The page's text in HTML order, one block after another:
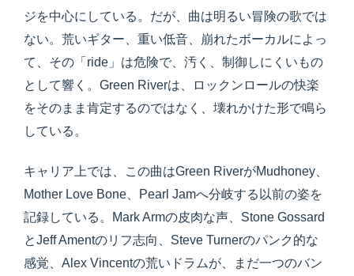
ジを中心にしている。だが、曲は明るい冒険の歌では
ない。荒いギター、重い低音、崩れたボーカルによっ
て、その「ride」は危険で、汚く、制御しにくいもの
として響く。Green Riverは、ロックンロールの快楽
をそのまま肯定するのではなく、壊れかけた形で鳴ら
している。
キャリア上では、この曲はGreen RiverがMudhoney、
Mother Love Bone、Pearl Jamへ分岐する以前の姿を
記録している。Mark Armの皮肉な声、Stone Gossard
とJeff Amentのリフ志向、Steve Turnerのパンク的な
感覚、Alex Vincentの荒いドラムが、まだ一つのバン